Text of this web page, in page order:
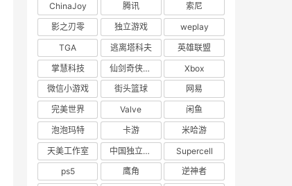
ChinaJoy 腾讯
索尼
影之刃零
独立游戏
weplay
TGA
逃离塔科夫
英雄联盟
掌慧科技
仙剑奇侠传四
Xbox
微信小游戏
街头篮球
网易
完美世界
Valve
闲鱼
泡泡玛特
卡游
米哈游
天美工作室
中国独立游戏联盟
Supercell
ps5
鹰角
逆神者